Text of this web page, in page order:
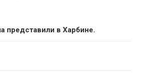
представили в Харбине.